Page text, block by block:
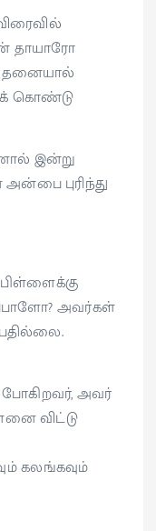
தாயாரோ
கொண்டு
இன்று
புரிந்து
அவர்கள்
போகிறவர், அவர்
விட்டு
கலங்கவும்